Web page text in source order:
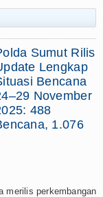
Sumut Rilis
Lengkap
Bencana
November
488
1.076
merilis perkembangan